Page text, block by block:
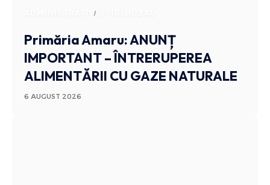
ADMINISTRATIV
Primăria Amaru: ANUNȚ
IMPORTANT – ÎNTRERUPEREA
ALIMENTĂRII CU GAZE NATURALE
6 AUGUST 2026